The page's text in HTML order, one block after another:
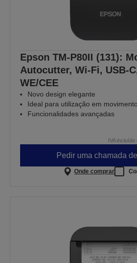
Epson TM-P80II (131):
Autocutter, Wi-Fi, USB-
WE/CEE
Novo design elegante
Ideal para utilização em movimento
Funcionalidades avançadas
IVA
Pedir uma chamada
Onde comprar